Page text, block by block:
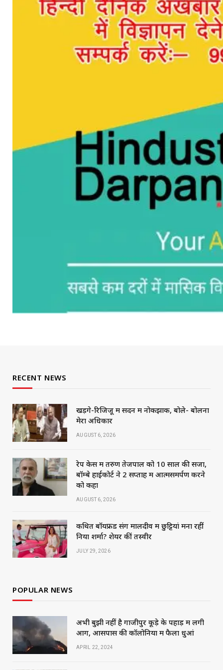
RECENT NEWS
खड़गे-रिजिजू में सदन में नोकझोंक, बोले- बोलना
मेरा अधिकार
AUGUST 6, 2026
रेप केस में तरुण तेजपाल को 10 साल की सजा,
बॉम्बे हाईकोर्ट ने 2 सप्ताह में आत्मसमर्पण करने
को कहा
AUGUST 6, 2026
कथित बॉयफ्रेंड संग मालदीव में छुट्टियां मना रहीं
निया शर्मा? शेयर कीं तस्वीरें
JULY 29, 2026
POPULAR NEWS
अभी बुझी नहीं है गाजीपुर कूड़े के पहाड़ में लगी
आग, आसपास की कॉलोनियों में फैला धुआं
APRIL 22, 2024